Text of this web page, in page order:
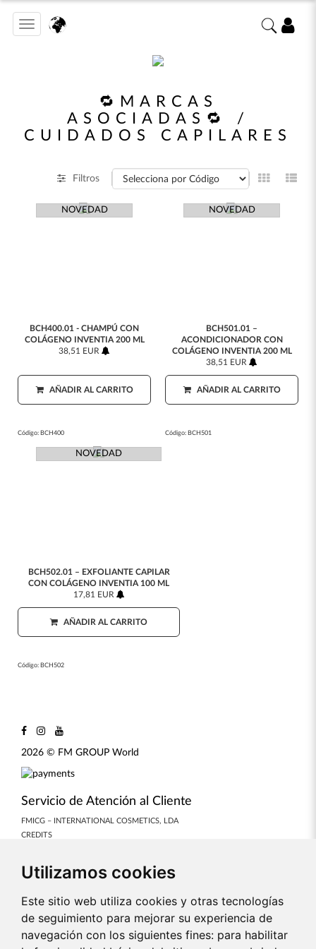
Toggle
navigation
🔁MARCAS
ASOCIADAS🔁 /
CUIDADOS CAPILARES
Filtros
NOVEDAD
BCH400.01 - CHAMPÚ CON
COLÁGENO INVENTIA 200 ML
38,51 EUR
AÑADIR AL CARRITO
Código: BCH400
NOVEDAD
BCH501.01 –
ACONDICIONADOR CON
COLÁGENO INVENTIA 200 ML
38,51 EUR
AÑADIR AL CARRITO
Código: BCH501
NOVEDAD
BCH502.01 – EXFOLIANTE CAPILAR
CON COLÁGENO INVENTIA 100 ML
17,81 EUR
AÑADIR AL CARRITO
Código: BCH502
2026 © FM GROUP World
Servicio de Atención al Cliente
FMICG – INTERNATIONAL COSMETICS, LDA
CREDITS
Nuestras colecciones
PERFUMES
MAQUILLAJE
Utilizamos cookies
Este sitio web utiliza cookies y otras tecnologías
de seguimiento para mejorar su experiencia de
navegación con los siguientes fines: para habilitar